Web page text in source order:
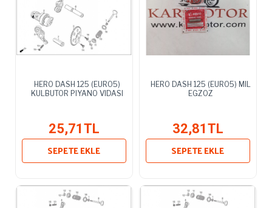
HERO DASH 125 (EURO5)
KULBUTOR PIYANO VIDASI
25,71TL
SEPETE EKLE
HERO DASH 125 (EURO5) MIL
EGZOZ
32,81TL
SEPETE EKLE